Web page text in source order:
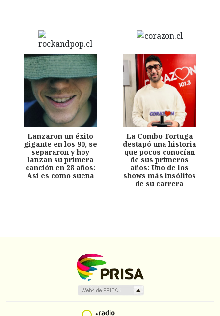
Lanzaron un éxito
gigante en los 90, se
separaron y hoy
lanzan su primera
canción en 28 años:
Así es como suena
La Combo Tortuga
destapó una historia
que pocos conocían
de sus primeros
años: Uno de los
shows más insólitos
de su carrera